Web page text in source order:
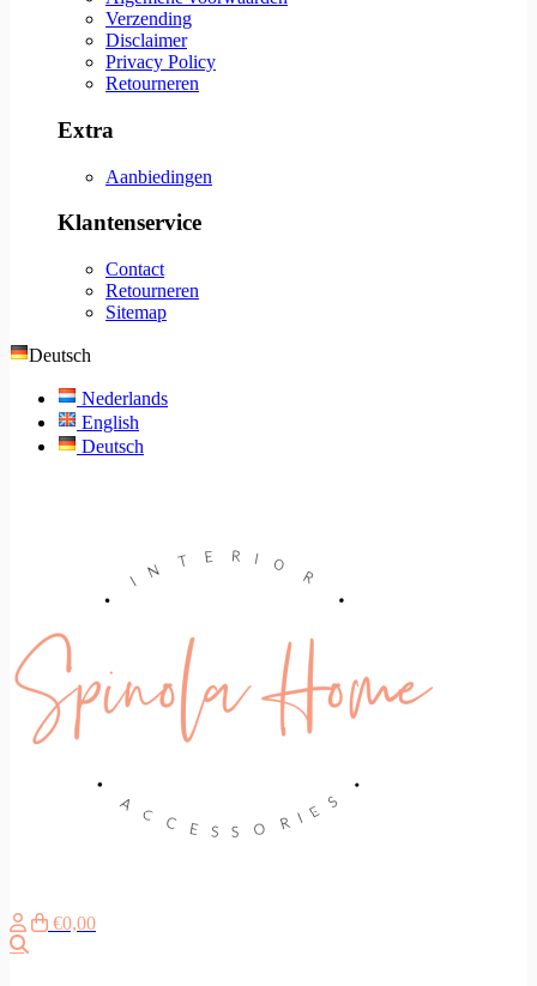
Verzending
Disclaimer
Privacy Policy
Retourneren
Extra
Aanbiedingen
Klantenservice
Contact
Retourneren
Sitemap
Deutsch
Nederlands
English
Deutsch
€0,00